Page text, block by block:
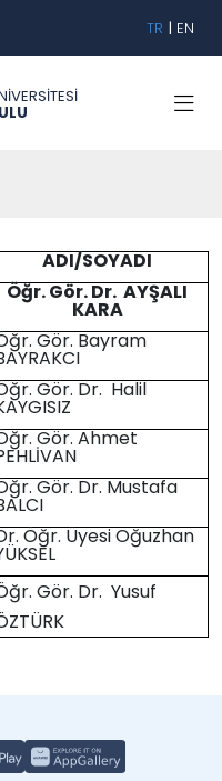
TR | EN
ADI/SOYADI
Öğr. Gör. Dr. AYŞALI
KARA
Gör. Bayram
Gör. Dr. Halil
Gör. Ahmet
Gör. Dr. Mustafa
Öğr. Üyesi Oğuzhan
Gör. Dr. Yusuf